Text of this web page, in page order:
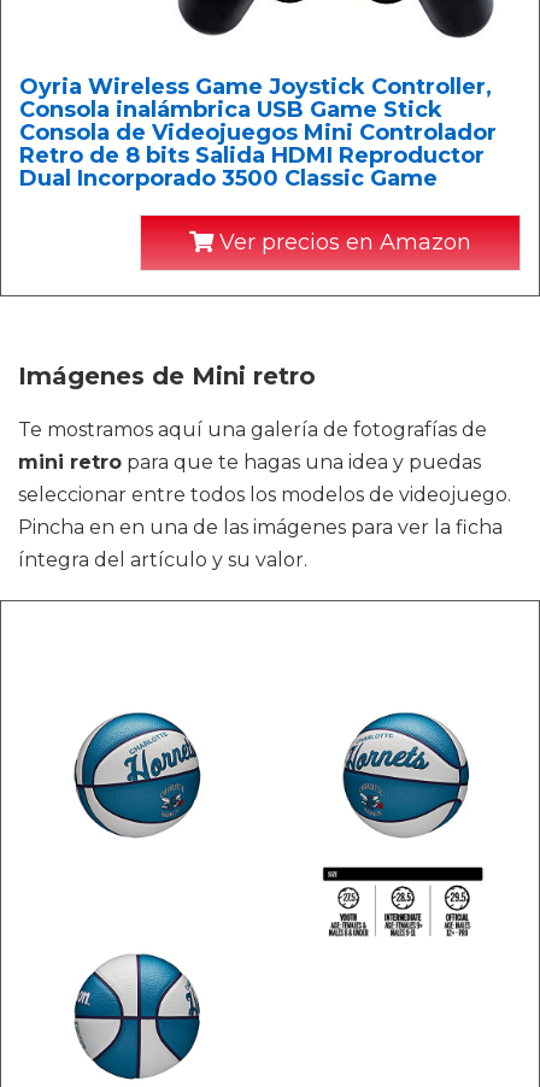
Oyria Wireless Game Joystick Controller,
Consola inalámbrica USB Game Stick
Consola de Videojuegos Mini Controlador
Retro de 8 bits Salida HDMI Reproductor
Dual Incorporado 3500 Classic Game
Ver precios en Amazon
Imágenes de Mini retro
Te mostramos aquí una galería de fotografías de
mini retro para que te hagas una idea y puedas
seleccionar entre todos los modelos de videojuego.
Pincha en en una de las imágenes para ver la ficha
íntegra del artículo y su valor.